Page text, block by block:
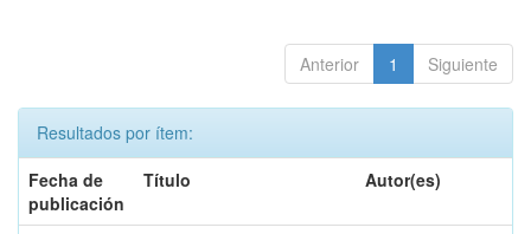
Anterior 1 Siguiente
Resultados por ítem:
Fecha de
publicación
Título Autor(es)